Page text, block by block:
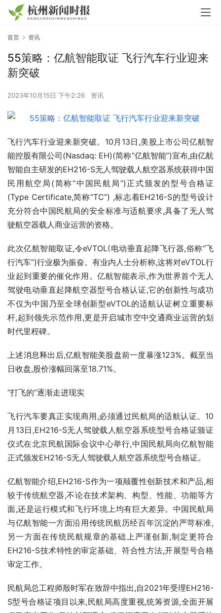
首页 资讯
55策略：亿航智能取证 飞行汽车行业迎来
新突破
2023年10月15日 下午2:26 资讯
飞行汽车行业迎来新突破。10月13日,美股上市公司亿航智
能控股有限公司(Nasdaq: EH)(简称“亿航智能”)宣布,由亿航
智能自主研发的EH216-S无人驾驶载人航空器系统获得中国
民用航空局(简称“中国民航局”)正式颁发的型号合格证
(Type Certificate,简称“TC”) ,标志着EH216-S的型号设计
充分符合中国民航局的安全标准与适航要求,具备了无人驾
驶航空器载人商业运营的资格。
此次亿航智能取证,令eVTOL(电动垂直起降飞行器,俗称“飞
行汽车”)行业极为振奋。有业内人士分析称,这将对eVTOL行
业起到重要的催化作用。亿航智能表示,作为世界首个无人
驾驶电动垂直起降航空器型号合格认证,它的创新性与成功
不仅为中国乃至全球创新型eVTOL的适航认证树立重要标
杆,起到领先示范作用,更是开启城市空中交通商业运营的划
时代里程碑。
上述消息释出后,亿航智能美股盘前一度暴涨123%。截至当
日收盘,股价涨幅回落至18.71%。
“打飞的”逐渐走进现实
飞行汽车要真正实现商用,必须通过民航局的适航认证。10
月13日,EH216-S无人驾驶载人航空器系统型号合格证颁证
仪式在北京民航国际会议中心举行,中国民航局向亿航智能
正式颁发EH216-S无人驾驶载人航空器系统型号合格证。
亿航智能介绍,EH216-S作为一项颠覆性创新技术和产品,相
较于传统航空器,不论在技术架构、构型、性能、功能等方
面,还是运行模式和飞行环境上均有巨大差异。中国民航局
与亿航智能一方面沿用传统民航历经百年沉淀的严苛标准,
另一方面在传统民航规章的基础上严谨创新,制定更符合
EH216-S技术特性的审定基础、符合性方法,开展型号合格
审定工作。
民航局总工程师殷时军在致辞中指出,自2021年受理EH216-
S型号合格证项目以来,民航局高度重视,统筹资源,全面开展